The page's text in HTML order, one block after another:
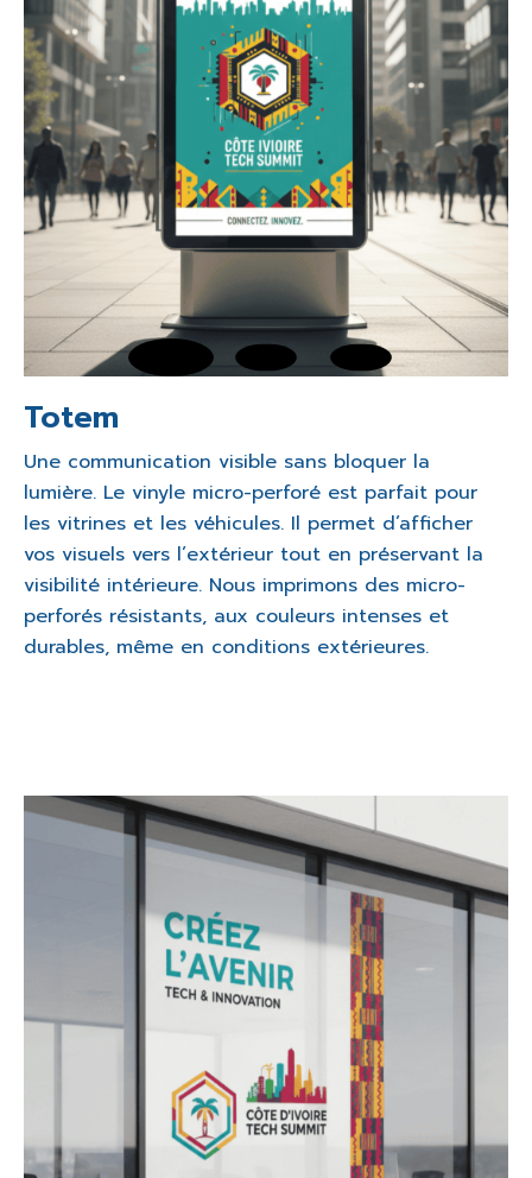
Totem
Une communication visible sans bloquer la
lumière. Le vinyle micro-perforé est parfait pour
les vitrines et les véhicules. Il permet d’afficher
vos visuels vers l’extérieur tout en préservant la
visibilité intérieure. Nous imprimons des micro-
perforés résistants, aux couleurs intenses et
durables, même en conditions extérieures.